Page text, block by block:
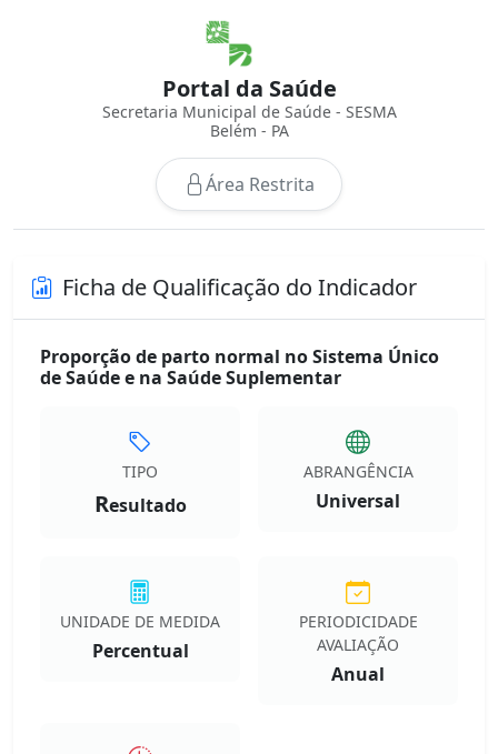
Portal da Saúde
Secretaria Municipal de Saúde - SESMA
Belém - PA
Área Restrita
Ficha de Qualificação do Indicador
Proporção de parto normal no Sistema Único
de Saúde e na Saúde Suplementar
TIPO
Resultado
ABRANGÊNCIA
Universal
UNIDADE DE MEDIDA
Percentual
PERIODICIDADE
AVALIAÇÃO
Anual